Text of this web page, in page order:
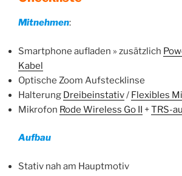
Mitnehmen:
Smartphone aufladen » zusätzlich
Kabel
Optische Zoom Aufstecklinse
Halterung Dreibeinstativ/ Flexibles
Mikrofon Rode Wireless Go II +TRS-
Aufbau
Stativ nah am Hauptmotiv